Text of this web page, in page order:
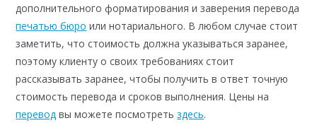
дополнительного форматирования и заверения перевода
печатью бюро или нотариального. В любом случае стоит
заметить, что стоимость должна указываться заранее,
поэтому клиенту о своих требованиях стоит
рассказывать заранее, чтобы получить в ответ точную
стоимость перевода и сроков выполнения. Цены на
перевод вы можете посмотретьздесь.